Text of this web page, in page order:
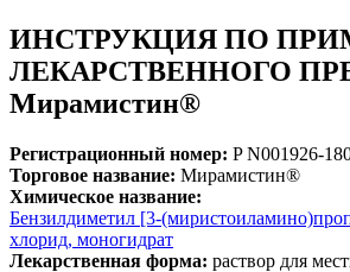
ИНСТРУКЦИЯ ПО
ЛЕКАРСТВЕННОГО
Мирамистин®
Регистрационный номер: P N001926-
Торговое название: Мирамистин®
Химическое название:
Бензилдиметил [3-
хлорид, моногидрат
Лекарственная форма: раствор для